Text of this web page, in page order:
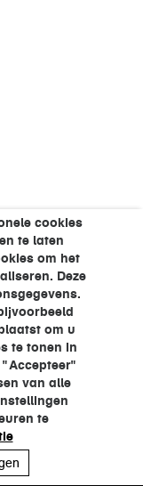
cookies
te laten
om het
Deze
om u
te tonen in
van alle
te